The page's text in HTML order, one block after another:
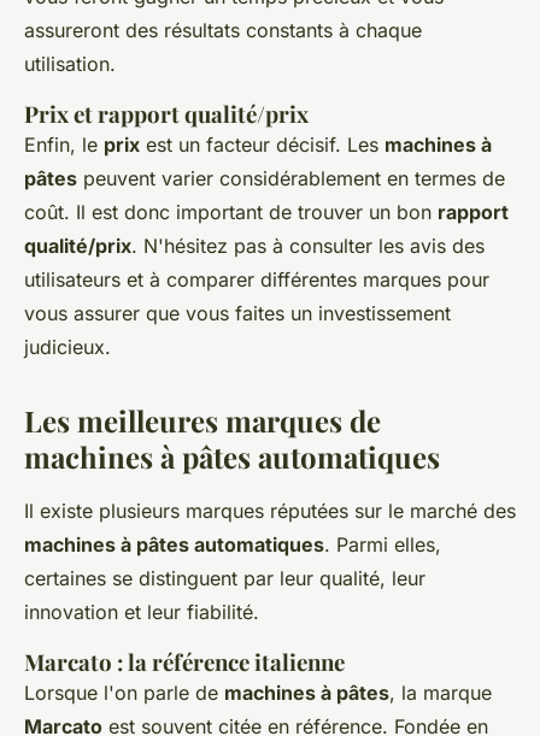
assureront des résultats constants à chaque
utilisation.
Prix et rapport qualité/prix
Enfin, le prix est un facteur décisif. Les machines à
pâtes peuvent varier considérablement en termes de
coût. Il est donc important de trouver un bon rapport
qualité/prix. N'hésitez pas à consulter les avis des
utilisateurs et à comparer différentes marques pour
vous assurer que vous faites un investissement
judicieux.
Les meilleures marques de
machines à pâtes automatiques
Il existe plusieurs marques réputées sur le marché des
machines à pâtes automatiques. Parmi elles,
certaines se distinguent par leur qualité, leur
innovation et leur fiabilité.
Marcato : la référence italienne
Lorsque l'on parle de machines à pâtes, la marque
Marcato est souvent citée en référence. Fondée en